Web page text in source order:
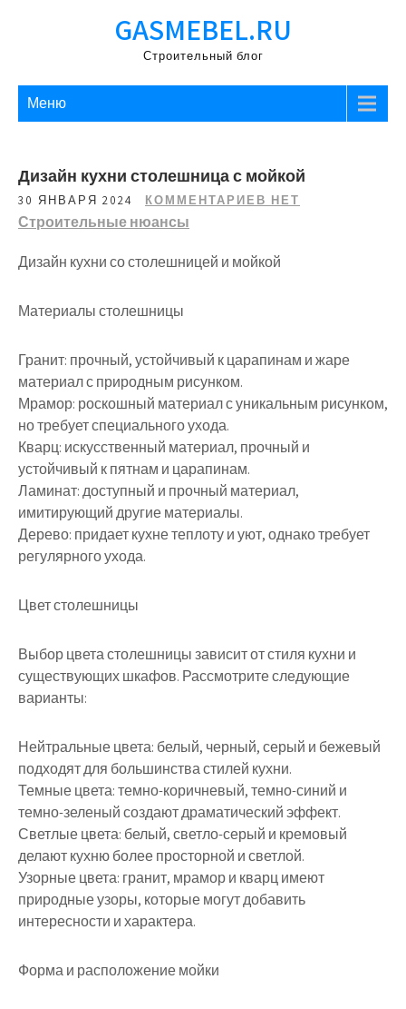
GASMEBEL.RU
Строительный блог
Меню
Дизайн кухни столешница с мойкой
30 ЯНВАРЯ 2024 КОММЕНТАРИЕВ НЕТ
Строительные нюансы
Дизайн кухни со столешницей и мойкой
Материалы столешницы
Гранит: прочный, устойчивый к царапинам и жаре
материал с природным рисунком.
Мрамор: роскошный материал с уникальным рисунком,
но требует специального ухода.
Кварц: искусственный материал, прочный и
устойчивый к пятнам и царапинам.
Ламинат: доступный и прочный материал,
имитирующий другие материалы.
Дерево: придает кухне теплоту и уют, однако требует
регулярного ухода.
Цвет столешницы
Выбор цвета столешницы зависит от стиля кухни и
существующих шкафов. Рассмотрите следующие
варианты:
Нейтральные цвета: белый, черный, серый и бежевый
подходят для большинства стилей кухни.
Темные цвета: темно-коричневый, темно-синий и
темно-зеленый создают драматический эффект.
Светлые цвета: белый, светло-серый и кремовый
делают кухню более просторной и светлой.
Узорные цвета: гранит, мрамор и кварц имеют
природные узоры, которые могут добавить
интересности и характера.
Форма и расположение мойки